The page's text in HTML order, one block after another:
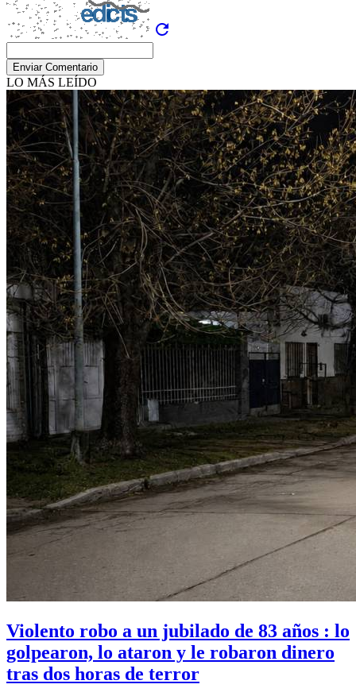
refresh
Enviar Comentario
LO MÁS LEÍDO
Violento robo a un jubilado de 83 años : lo
golpearon, lo ataron y le robaron dinero
tras dos horas de terror